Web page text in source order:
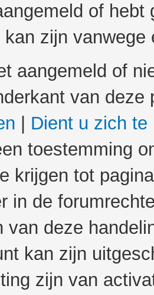
of
kan zijn
aangemeld of
van
Dient u zich te
toestemming
krijgen tot
in de
van deze
kan zijn
zijn van